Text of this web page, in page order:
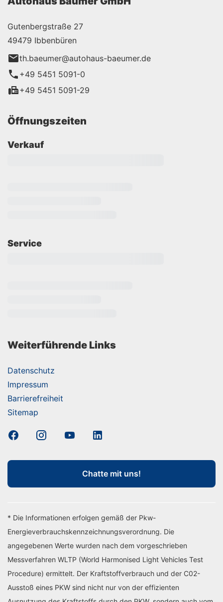
Gutenbergstraße 27
49479 Ibbenbüren
th.baeumer@autohaus-baeumer.de
+49 5451 5091-0
+49 5451 5091-29
Öffnungszeiten
Verkauf
Service
Weiterführende Links
Datenschutz
Impressum
Barrierefreiheit
Sitemap
Chatte mit uns!
* Die Informationen erfolgen gemäß der Pkw-
Energieverbrauchskennzeichnungsverordnung. Die
angegebenen Werte wurden nach dem vorgeschrieben
Messverfahren WLTP (World Harmonised Light Vehicles Test
Procedure) ermittelt. Der Kraftstoffverbrauch und der C02-
Ausstoß eines PKW sind nicht nur von der effizienten